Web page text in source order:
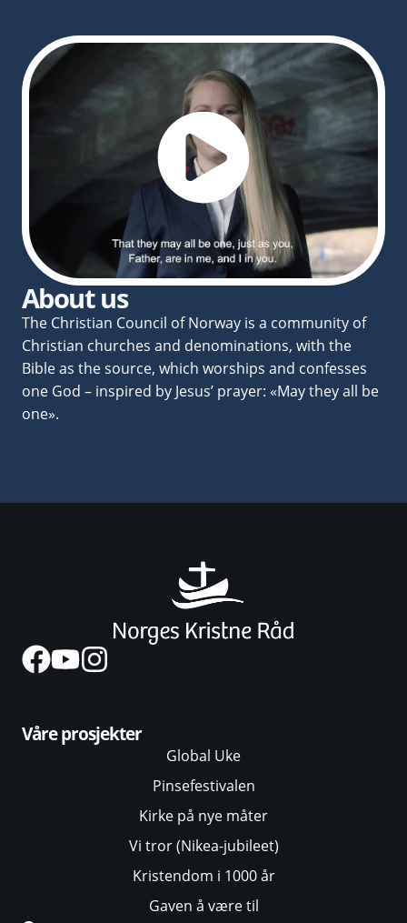
About us
The Christian Council of Norway is a community of
Christian churches and denominations, with the
Bible as the source, which worships and confesses
one God – inspired by Jesus’ prayer: «May they all be
one».
Våre prosjekter
Global Uke
Pinsefestivalen
Kirke på nye måter
Vi tror (Nikea-jubileet)
Kristendom i 1000 år
Gaven å være til